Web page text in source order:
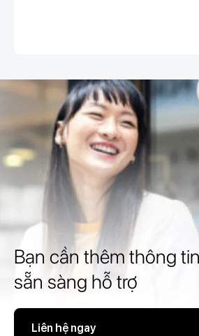
Bạn cần thêm thông
sẵn sàng hỗ trợ
Liên hệ ngay